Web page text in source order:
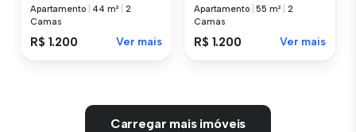
Apartamento 44 m²
2
Camas
R$ 1.200 Ver mais
Apartamento |55 m²
2
Camas
R$ 1.200 Ver mais
Carregar mais imóveis